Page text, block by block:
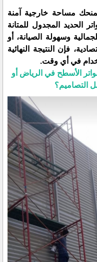
مساحة خارجية آمنة
الحديد المجدول للمتانة
وسهولة الصيانة، أو
فإن النتيجة النهائية
في أي وقت.
الأسطح في الرياض أو
التصاميم؟